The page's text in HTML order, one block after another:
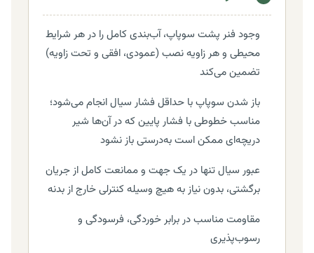
وجود فنر پشت سوپاپ، آب‌بندی کامل را در هر شرایط
محیطی و هر زاویه نصب (عمودی، افقی و تحت زاویه)
تضمین می‌کند
باز شدن سوپاپ با حداقل فشار سیال انجام می‌شود؛
مناسب خطوطی با فشار پایین که در آن‌ها شیر
دریچه‌ای ممکن است به‌درستی باز نشود
عبور سیال تنها در یک جهت و ممانعت کامل از جریان
برگشتی، بدون نیاز به هیچ وسیله کنترلی خارج از بدنه
مقاومت مناسب در برابر خوردگی، فرسودگی و
رسوب‌پذیری